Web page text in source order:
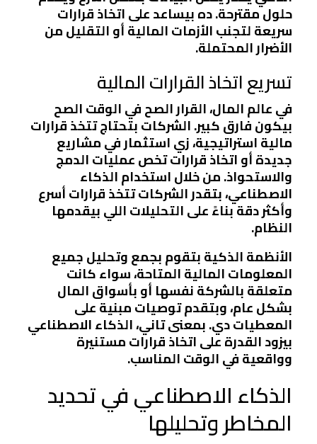
حلول مقترحة. ده بيساعد على اتخاذ قرارات
سريعة لتجنب الأزمات المالية أو التقليل من
الأضرار المحتملة.
تسريع اتخاذ القرارات المالية
في عالم المال، القرار الصح في الوقت الصح
بيكون فارق كبير. الشركات بتحتاج تتخذ قرارات
مالية استراتيجية، زي استثمار في مشاريع
جديدة أو اتخاذ قرارات تخص عمليات الدمج
والاستحواذ. من خلال استخدام الذكاء
الاصطناعي، بتقدر الشركات تتخذ قرارات أسرع
وأكثر دقة بناءً على التحليلات اللي بيقدمها
النظام.
الأنظمة الذكية بتقوم بجمع وتحليل جميع
المعلومات المالية المتاحة، سواء كانت
متعلقة بالشركة نفسها أو بأسواق المال
بشكل عام، وبتقدم توصيات مبنية على
المعطيات دي. بمعنى تاني، الذكاء الاصطناعي
بيزود القدرة على اتخاذ قرارات مستنيرة
وواقعية في الوقت المناسب.
الذكاء الاصطناعي في تحديد
المخاطر وتحليلها